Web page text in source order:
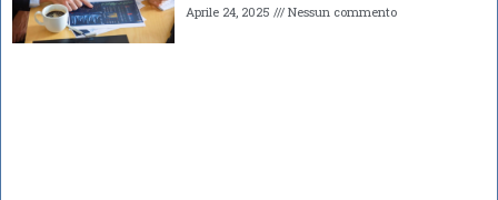
Aprile 24, 2025
Nessun commento